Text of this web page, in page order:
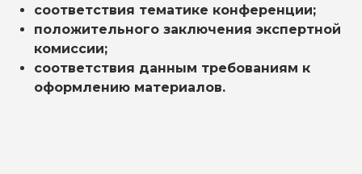
соответствия тематике конференции;
положительного заключения экспертной
комиссии;
соответствия данным требованиям к
оформлению материалов.